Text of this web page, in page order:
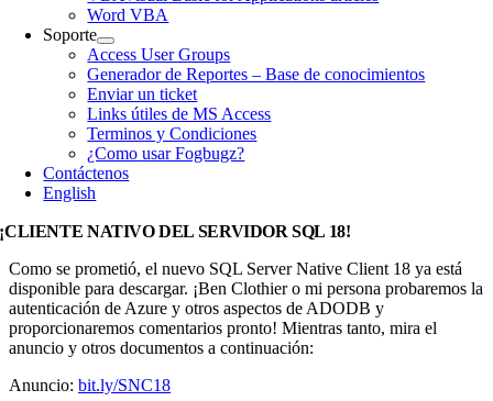
Word VBA
Soporte
Access User Groups
Generador de Reportes – Base de conocimientos
Enviar un ticket
Links útiles de MS Access
Terminos y Condiciones
¿Como usar Fogbugz?
Contáctenos
English
¡CLIENTE NATIVO DEL SERVIDOR SQL 18!
Como se prometió, el nuevo SQL Server Native Client 18 ya está
disponible para descargar. ¡Ben Clothier o mi persona probaremos la
autenticación de Azure y otros aspectos de ADODB y
proporcionaremos comentarios pronto! Mientras tanto, mira el
anuncio y otros documentos a continuación:
Anuncio: bit.ly/SNC18